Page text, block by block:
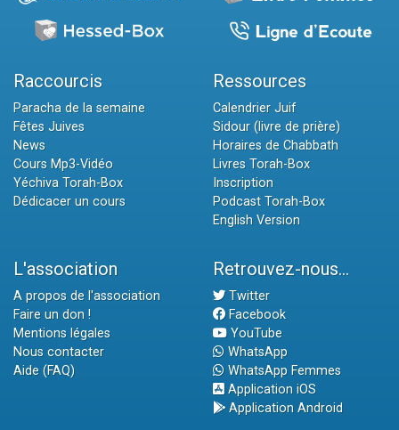
Raccourcis
Paracha de la semaine
Fêtes Juives
News
Cours Mp3-Vidéo
Yéchiva Torah-Box
Dédicacer un cours
Ressources
Calendrier Juif
Sidour (livre de prière)
Horaires de Chabbath
Livres Torah-Box
Inscription
Podcast Torah-Box
English Version
L'association
A propos de l'association
Faire un don !
Mentions légales
Nous contacter
Aide (FAQ)
Retrouvez-nous...
Twitter
Facebook
YouTube
WhatsApp
WhatsApp Femmes
Application iOS
Application Android